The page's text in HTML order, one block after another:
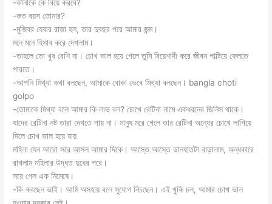
-কাঁনাকে কে বিয়ে করবে?
-কত বয়স তোমার?
-মুজিবর যেবার রাজা হল, তার দুবছর পরে আমার জন্ম।
মনে মনে হিসাব করে দেখলাম।
-তাহলে তো খুব বেশি না। চোখ ভাল হয়ে গেলে তুমি বিয়েশাদী করে জীবন পাল্টিয়ে ফেলতে
পারতে।
-আপনি মিথ্যা কথা বলছেন, আমাকে বোকা ভেবে মিথ্যা বলছেন। bangla choti
golpo
-তোমাকে মিথ্যা বলে আমার কি লাভ বল? চোখে রেটিনা নামে একধরনের জিনিস থাকে।
যাদের রেটিনা নষ্ট তারা দেখতে পায় না। মানুষ মরে গেলে তার রেটিনা অন্যের চোখে লাগিয়ে
দিলে চোখ ভাল হয়ে যায়
মহিলা যেন আরো সরে আসল আমার দিকে। আস্তে আস্তে ডানহাতটা বাড়ালাম, অন্ধকারে
রাখলাম মহিলার উদ্ধত দুধের পরে।
সরে গেল এক নিমেষে।
-কি করছেন ভাই। আমি অসহায় বলে সুযোগ নিচছেন। এই খুকি চল, আমার চোখ ভাল